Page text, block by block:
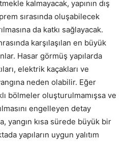
kalmayacak, yapının dış
sırasında oluşabilecek
da katkı sağlayacak.
karşılaşılan en büyük
Hasar görmüş yapılarda
elektrik kaçakları ve
neden olabilir. Eğer
bölmeler oluşturulmamışsa ve
engelleyen detay
yangın kısa sürede büyük bir
yapıların uygun yalıtım